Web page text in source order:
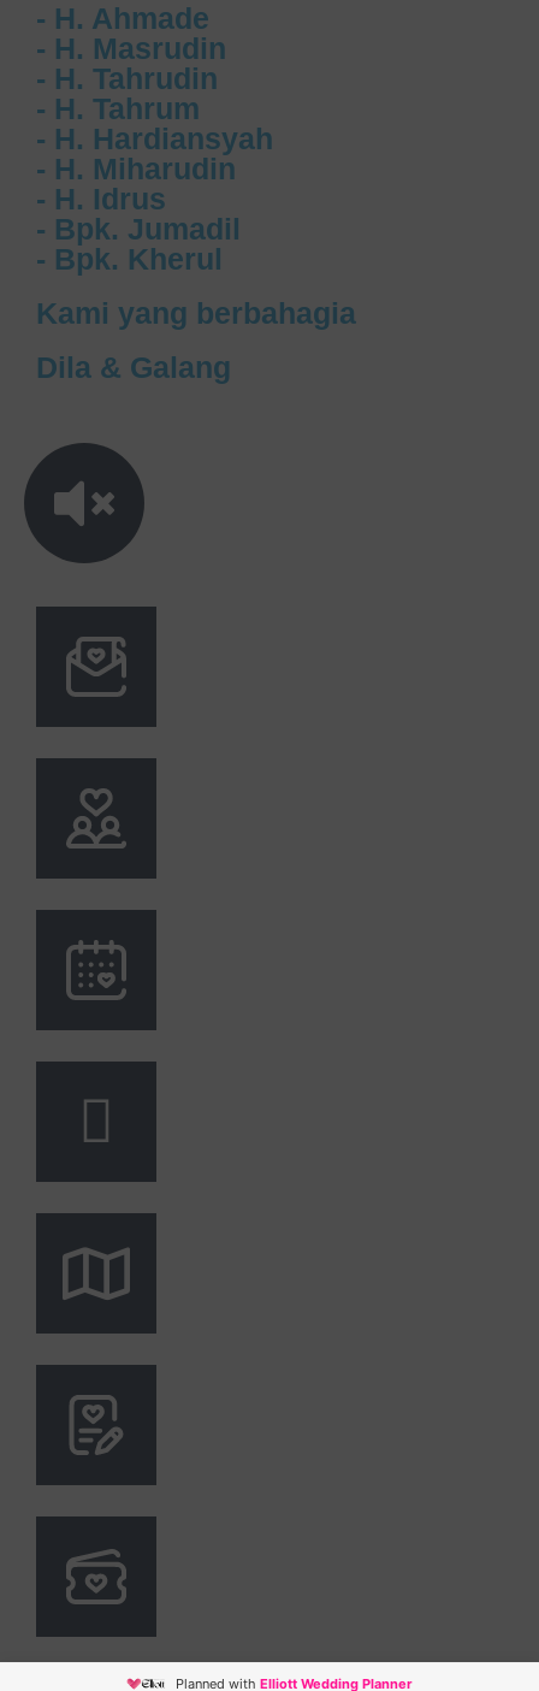
- H. Ahmade
- H. Masrudin
- H. Tahrudin
- H. Tahrum
- H. Hardiansyah
- H. Miharudin
- H. Idrus
- Bpk. Jumadil
- Bpk. Kherul
Kami yang berbahagia
Dila & Galang
Planned with Elliott Wedding Planner